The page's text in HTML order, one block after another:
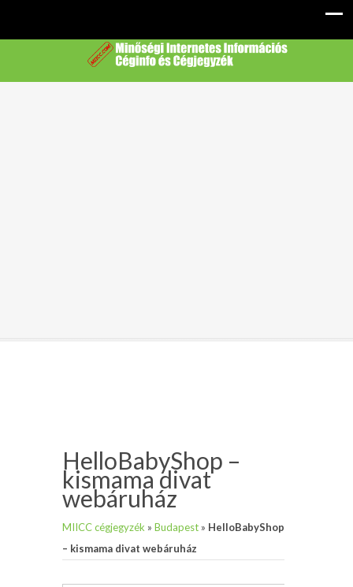
HelloBabyShop –
kismama divat
webáruház
MIICC cégjegyzék » Budapest » HelloBabyShop
– kismama divat webáruház